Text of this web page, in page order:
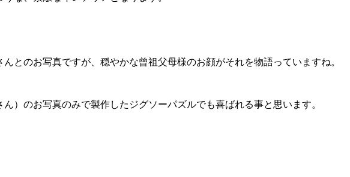
とのお写真ですが、穏やかな曾祖父母様のお顔がそれを物語っていますね。
）のお写真のみで製作したジグソーパズルでも喜ばれる事と思います。